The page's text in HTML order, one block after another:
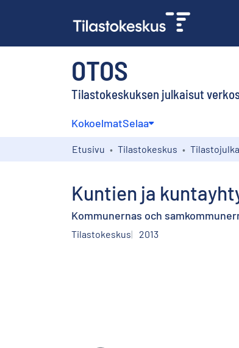
OTOS
Tilastokeskuksen julkaisut
KokoelmatSelaa
Etusivu Tilastokeskus
Kuntien ja
Kommunernas och
Tilastokeskus 2013